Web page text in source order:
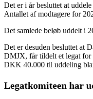
Det er i år besluttet at
Antallet af modtagere for
Det samlede beløb uddelt i
Det er desuden besluttet at
DMJX, får tildelt et legat for
DKK 40.000 til uddeling
Legatkomiteen har